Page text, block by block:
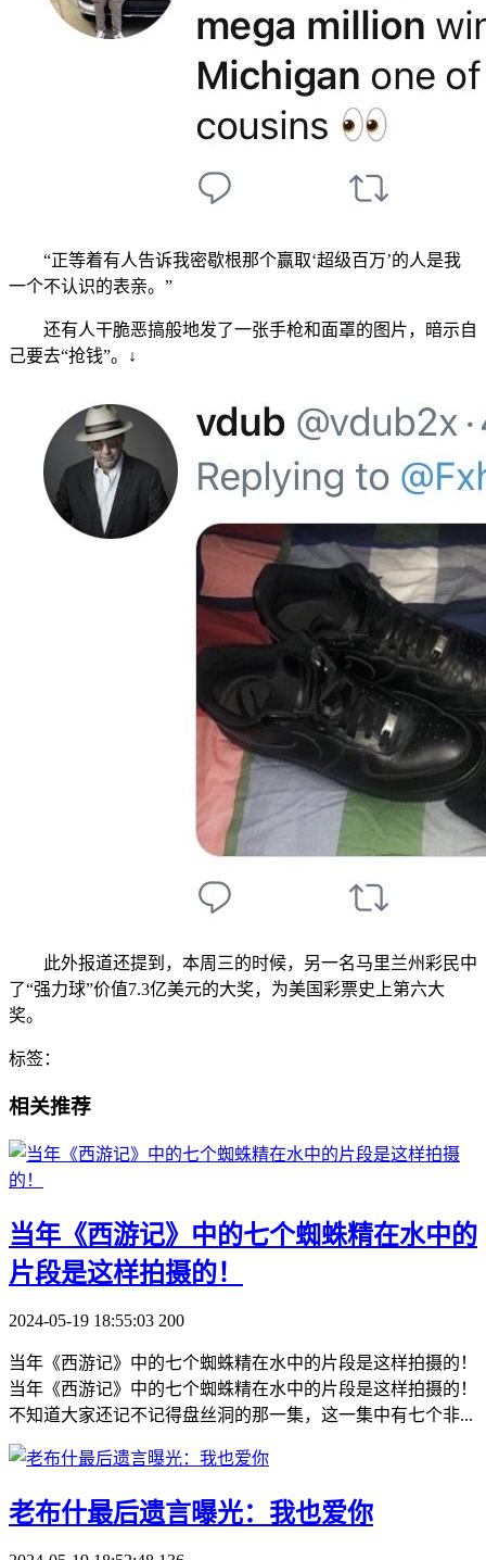
“正等着有人告诉我密歇根那个赢取‘超级百万’的人是我
一个不认识的表亲。”
还有人干脆恶搞般地发了一张手枪和面罩的图片，暗示自
己要去“抢钱”。↓
此外报道还提到，本周三的时候，另一名马里兰州彩民中
了“强力球”价值7.3亿美元的大奖，为美国彩票史上第六大
奖。
标签：
相关推荐
​当年《西游记》中的七个蜘蛛精在水中的
片段是这样拍摄的！
2024-05-19 18:55:03 200
当年《西游记》中的七个蜘蛛精在水中的片段是这样拍摄的！
当年《西游记》中的七个蜘蛛精在水中的片段是这样拍摄的！
不知道大家还记不记得盘丝洞的那一集，这一集中有七个非...
​老布什最后遗言曝光：我也爱你